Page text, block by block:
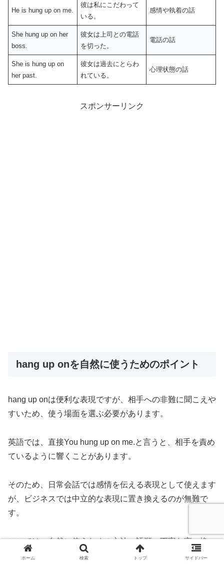
He is hung up on me.
彼は私にこだわって
いる。
感情や執着の話
She hung up on her
boss.
彼女は上司との電話
を切った。
電話の話
She is hung up on
her past.
彼女は過去にとらわ
れている。
心理状態の話
スポンサーリンク
hang up onを自然に使うためのポイント
hang up onは便利な表現ですが、相手への非難に聞こえや
すいため、使う場面を選ぶ必要があります。
英語では、直接You hung up on me.と言うと、相手を責め
ているように響くことがあります。
そのため、日常会話では感情を伝える表現として使えます
が、ビジネスでは中立的な表現に置き換えるのが無難で
す。
ここでは、自然に使うための文法、語順、丁寧な言い換
え、発音のポイントをまとめます。
ホーム 検索 トップ サイドバー